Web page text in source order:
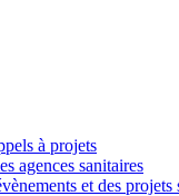
à projets
agences sanitaires
et des projets